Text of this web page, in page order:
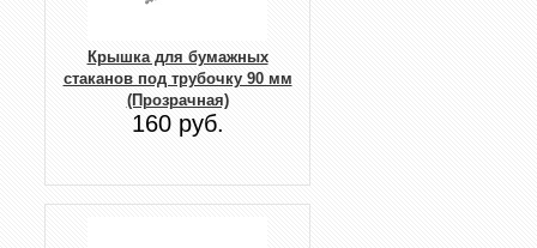
Крышка для бумажных
стаканов под трубочку 90 мм
(Прозрачная)
160 руб.